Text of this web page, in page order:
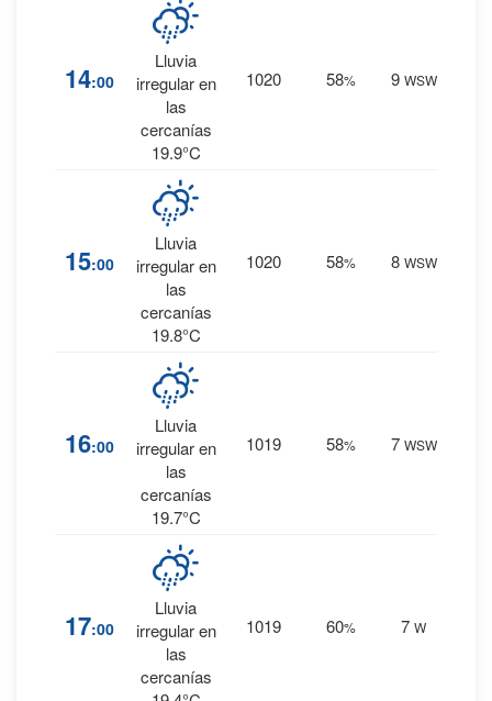
14:00
Lluvia
irregular en
las
cercanías
19.9°C
1020 58% 9 WSW
15:00
Lluvia
irregular en
las
cercanías
19.8°C
1020 58% 8 WSW
16:00
Lluvia
irregular en
las
cercanías
19.7°C
1019 58% 7 WSW
17:00
Lluvia
irregular en
las
cercanías
1019 60% 7 W